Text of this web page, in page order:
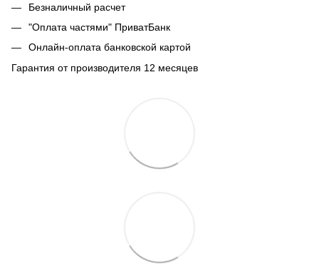
Безналичный расчет
"Оплата частями" ПриватБанк
Онлайн-оплата банковской картой
Гарантия от производителя 12 месяцев